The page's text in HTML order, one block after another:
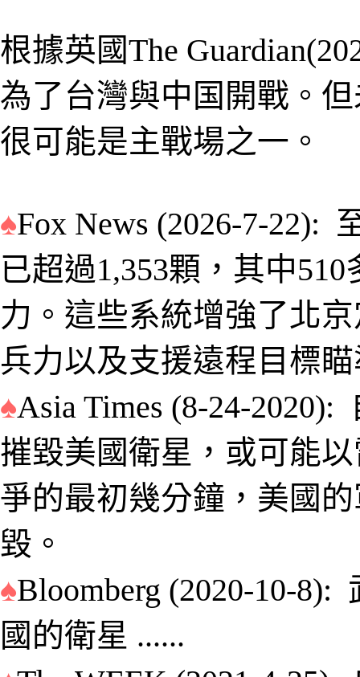
根據英國The
為了台灣與中 国 開戰 。
很可能是主戰場之一 。
♠Fox News (2026-7-22):
已超過1,353顆，其中
力。這些系統增強了北
兵力以及支援遠程目標
♠Asia Times (8-24-2020):
摧毀美國衛星，或可能
爭的最初幾分鐘，美國
毀 。
♠Bloomberg (2020-10-8):
國的衛星 ......